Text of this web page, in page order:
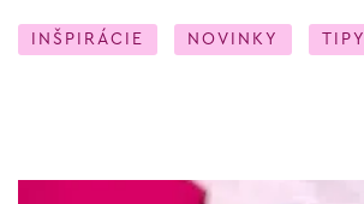
INŠPIRÁCIE NOVINKY TIPY